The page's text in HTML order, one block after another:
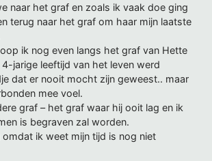
naar het graf en zoals ik vaak doe ging
terug naar het graf om haar mijn laatste
ik nog even langs het graf van Hette
jarige leeftijd van het leven werd
dat er nooit mocht zijn geweest.. maar
mee voel.
graf – het graf waar hij ooit lag en ik
is begraven zal worden.
omdat ik weet mijn tijd is nog niet